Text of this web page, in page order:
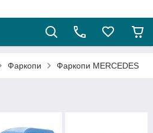
Фаркопи Фаркопи MERCEDES